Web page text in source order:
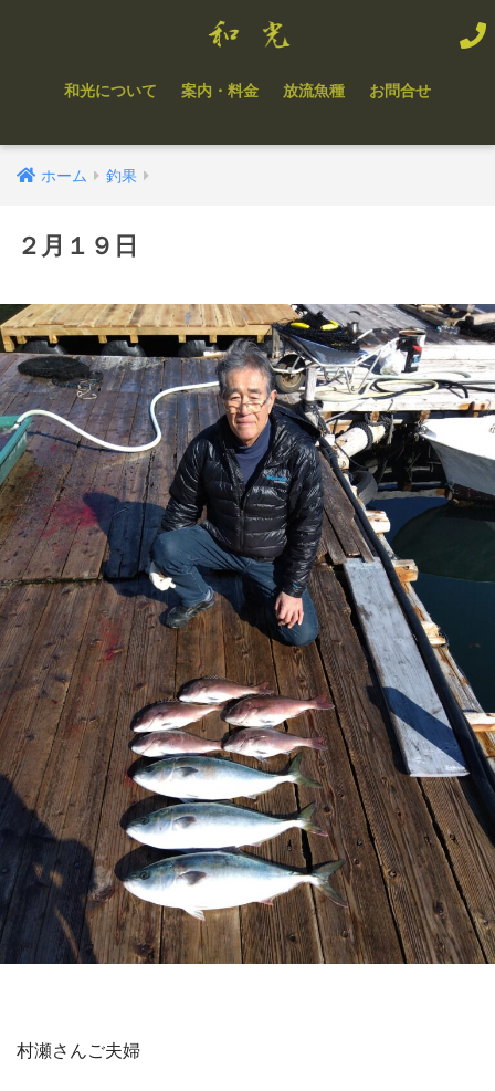
和光について 案内・料金 放流魚種 お問合せ
ホーム 釣果
２月１９日
村瀬さんご夫婦